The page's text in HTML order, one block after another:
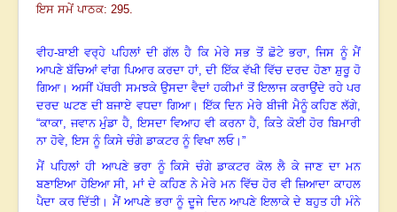
2793929
ਇਸ ਸਮੇਂ ਪਾਠਕ: 295.
ਵੀਹ-ਬਾਈ ਵਰ੍ਹੇ ਪਹਿਲਾਂ ਦੀ ਗੱਲ ਹੈ ਕਿ ਮੇਰੇ ਸਭ ਤੋਂ ਛੋਟੇ ਭਰਾ, ਜਿਸ ਨੂੰ ਮੈਂ
ਆਪਣੇ ਬੱਚਿਆਂ ਵਾਂਗ ਪਿਆਰ ਕਰਦਾ ਹਾਂ,ਦੀ ਇੱਕ ਵੱਖੀ ਵਿੱਚ ਦਰਦ ਹੋਣਾ ਸ਼ੁਰੂ ਹੋ
ਗਿਆ।ਅਸੀਂ ਪੱਥਰੀ ਸਮਝਕੇ ਉਸਦਾ ਵੈਦਾਂ ਹਕੀਮਾਂ ਤੋਂ ਇਲਾਜ ਕਰਾਉਂਦੇ ਰਹੇ ਪਰ
ਦਰਦ ਘਟਣ ਦੀ ਬਜਾਏ ਵਧਦਾ ਗਿਆ।ਇੱਕ ਦਿਨ ਮੇਰੇ ਬੀਜੀ ਮੈਨੂੰ ਕਹਿਣ ਲੱਗੇ,
“ਕਾਕਾ, ਜਵਾਨ ਮੁੰਡਾ ਹੈ,ਇਸਦਾ ਵਿਆਹ ਵੀ ਕਰਨਾ ਹੈ,ਕਿਤੇ ਕੋਈ ਹੋਰ ਬਿਮਾਰੀ
ਨਾ ਹੋਵੇ, ਇਸ ਨੂੰ ਕਿਸੇ ਚੰਗੇ ਡਾਕਟਰ ਨੂੰ ਵਿਖਾ ਲਓ। ”
ਮੈਂ ਪਹਿਲਾਂ ਹੀ ਆਪਣੇ ਭਰਾ ਨੂੰ ਕਿਸੇ ਚੰਗੇ ਡਾਕਟਰ ਕੋਲ ਲੈ ਕੇ ਜਾਣ ਦਾ ਮਨ
ਬਣਾਇਆ ਹੋਇਆ ਸੀ, ਮਾਂ ਦੇ ਕਹਿਣ ਨੇ ਮੇਰੇ ਮਨ ਵਿੱਚ ਹੋਰ ਵੀ ਜ਼ਿਆਦਾ ਕਾਹਲ
ਪੈਦਾ ਕਰ ਦਿੱਤੀ। ਮੈਂ ਆਪਣੇ ਭਰਾ ਨੂੰ ਦੂਜੇ ਦਿਨ ਆਪਣੇ ਇਲਾਕੇ ਦੇ ਬਹੁਤ ਹੀ ਮੰਨੇ